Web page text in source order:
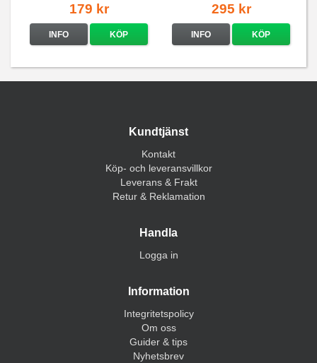
179 kr
INFO KÖP
295 kr
INFO KÖP
Kundtjänst
Kontakt
Köp- och leveransvillkor
Leverans & Frakt
Retur & Reklamation
Handla
Logga in
Information
Integritetspolicy
Om oss
Guider & tips
Nyhetsbrev